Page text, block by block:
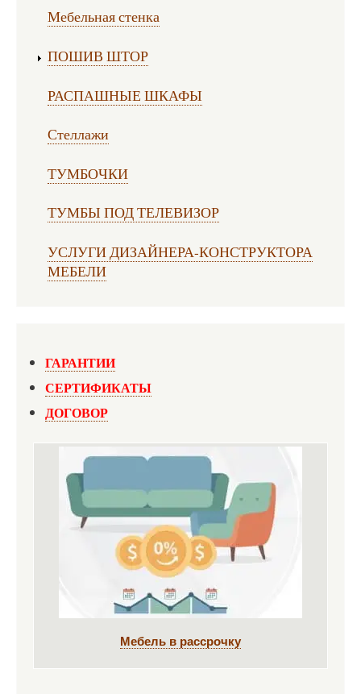
Мебельная стенка
ПОШИВ ШТОР
РАСПАШНЫЕ ШКАФЫ
Стеллажи
ТУМБОЧКИ
ТУМБЫ ПОД ТЕЛЕВИЗОР
УСЛУГИ ДИЗАЙНЕРА-КОНСТРУКТОРА
МЕБЕЛИ
ГАРАНТИИ
СЕРТИФИКАТЫ
ДОГОВОР
Мебель в рассрочку